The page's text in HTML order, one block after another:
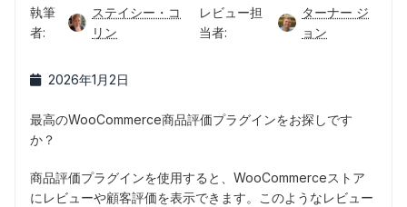
執筆
者:
ステイシー・コ
リン
レビュー担
当者:
ターナー ジ
ョン
2026年1月2日
最高のWooCommerce商品評価プラグインをお探しです
か？
商品評価プラグインを使用すると、WooCommerceストア
にレビューや顧客評価を表示できます。このようなレビュー